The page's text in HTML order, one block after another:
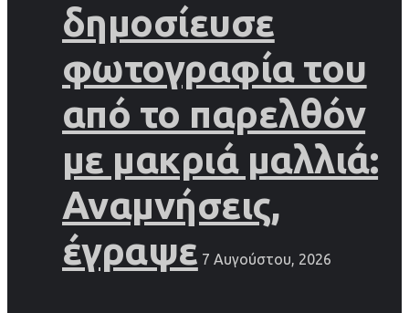
δημοσίευσε
φωτογραφία του
από το παρελθόν
με μακριά μαλλιά:
Αναμνήσεις,
έγραψε 7 Αυγούστου, 2026